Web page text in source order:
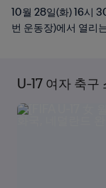
10월 28일(화) 16시
번 운동장)에서 열리
U-17 여자 축구